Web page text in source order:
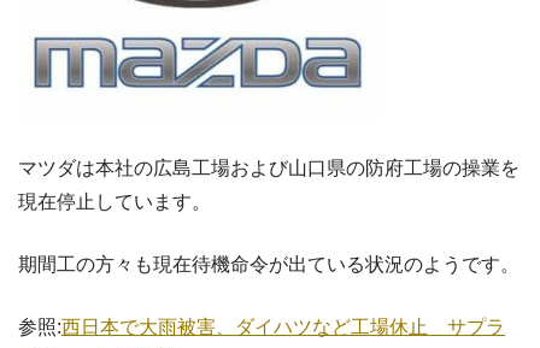
マツダは本社の広島工場および山口県の防府工場の操業を
現在停止しています。
期間工の方々も現在待機命令が出ている状況のようです。
参照:西日本で大雨被害、ダイハツなど工場休止 サプラ